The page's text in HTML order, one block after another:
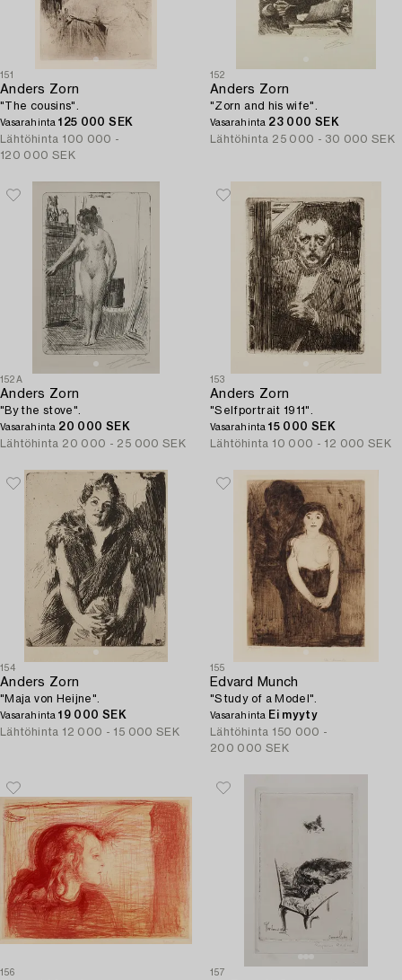
151
Anders Zorn
"The cousins".
Vasarahinta125 000 SEK
Lähtöhinta 100 000 -
120 000 SEK
152
Anders Zorn
"Zorn and his wife".
Vasarahinta 23 000 SEK
Lähtöhinta 25 000 - 30 000 SEK
152A
Anders Zorn
"By the stove".
Vasarahinta 20 000 SEK
Lähtöhinta 20 000 - 25 000 SEK
153
Anders Zorn
"Selfportrait 1911".
Vasarahinta15 000 SEK
Lähtöhinta 10 000 - 12 000 SEK
154
Anders Zorn
"Maja von Heijne".
Vasarahinta19 000 SEK
Lähtöhinta 12 000 - 15 000 SEK
155
Edvard Munch
"Study of a Model".
Vasarahinta Ei myyty
Lähtöhinta 150 000 -
200 000 SEK
156 157